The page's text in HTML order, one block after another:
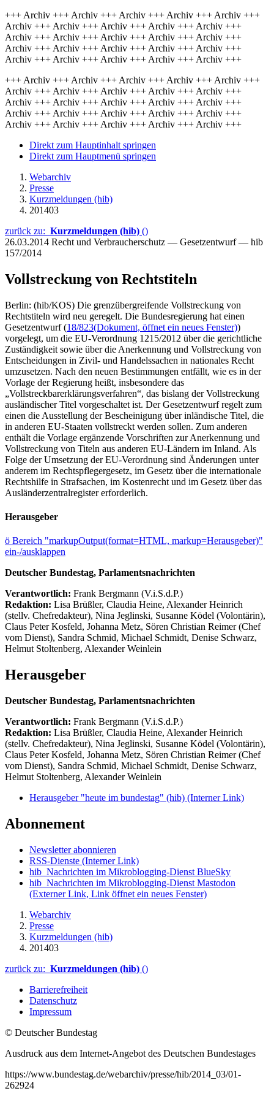
+++ Archiv +++ Archiv +++ Archiv +++ Archiv +++ Archiv +++
Archiv +++ Archiv +++ Archiv +++ Archiv +++ Archiv +++
Archiv +++ Archiv +++ Archiv +++ Archiv +++ Archiv +++
Archiv +++ Archiv +++ Archiv +++ Archiv +++ Archiv +++
Archiv +++ Archiv +++ Archiv +++ Archiv +++ Archiv +++
+++ Archiv +++ Archiv +++ Archiv +++ Archiv +++ Archiv +++
Archiv +++ Archiv +++ Archiv +++ Archiv +++ Archiv +++
Archiv +++ Archiv +++ Archiv +++ Archiv +++ Archiv +++
Archiv +++ Archiv +++ Archiv +++ Archiv +++ Archiv +++
Archiv +++ Archiv +++ Archiv +++ Archiv +++ Archiv +++
Direkt zum Hauptinhalt springen
Direkt zum Hauptmenü springen
Webarchiv
Presse
Kurzmeldungen (hib)
201403
zurück zu: Kurzmeldungen (hib) ()
26.03.2014 Recht und Verbraucherschutz — Gesetzentwurf — hib
157/2014
Vollstreckung von Rechtstiteln
Berlin: (hib/KOS) Die grenzübergreifende Vollstreckung von
Rechtstiteln wird neu geregelt. Die Bundesregierung hat einen
Gesetzentwurf (18/823(Dokument, öffnet ein neues Fenster))
vorgelegt, um die EU-Verordnung 1215/2012 über die gerichtliche
Zuständigkeit sowie über die Anerkennung und Vollstreckung von
Entscheidungen in Zivil- und Handelssachen in nationales Recht
umzusetzen. Nach den neuen Bestimmungen entfällt, wie es in der
Vorlage der Regierung heißt, insbesondere das
„Vollstreckbarerklärungsverfahren“, das bislang der Vollstreckung
ausländischer Titel vorgeschaltet ist. Der Gesetzentwurf regelt zum
einen die Ausstellung der Bescheinigung über inländische Titel, die
in anderen EU-Staaten vollstreckt werden sollen. Zum anderen
enthält die Vorlage ergänzende Vorschriften zur Anerkennung und
Vollstreckung von Titeln aus anderen EU-Ländern im Inland. Als
Folge der Umsetzung der EU-Verordnung sind Änderungen unter
anderem im Rechtspflegergesetz, im Gesetz über die internationale
Rechtshilfe in Strafsachen, im Kostenrecht und im Gesetz über das
Ausländerzentralregister erforderlich.
Herausgeber
ö Bereich "markupOutput(format=HTML, markup=Herausgeber)"
ein-/ausklappen
Deutscher Bundestag, Parlamentsnachrichten
Verantwortlich: Frank Bergmann (V.i.S.d.P.)
Redaktion: Lisa Brüßler, Claudia Heine, Alexander Heinrich
(stellv. Chefredakteur), Nina Jeglinski, Susanne Ködel (Volontärin),
Claus Peter Kosfeld, Johanna Metz, Sören Christian Reimer (Chef
vom Dienst), Sandra Schmid, Michael Schmidt, Denise Schwarz,
Helmut Stoltenberg, Alexander Weinlein
Herausgeber
Deutscher Bundestag, Parlamentsnachrichten
Verantwortlich: Frank Bergmann (V.i.S.d.P.)
Redaktion: Lisa Brüßler, Claudia Heine, Alexander Heinrich
(stellv. Chefredakteur), Nina Jeglinski, Susanne Ködel (Volontärin),
Claus Peter Kosfeld, Johanna Metz, Sören Christian Reimer (Chef
vom Dienst), Sandra Schmid, Michael Schmidt, Denise Schwarz,
Helmut Stoltenberg, Alexander Weinlein
Herausgeber "heute im bundestag" (hib) (Interner Link)
Abonnement
Newsletter abonnieren
RSS-Dienste (Interner Link)
hib_Nachrichten im Mikroblogging-Dienst BlueSky
hib_Nachrichten im Mikroblogging-Dienst Mastodon
(Externer Link, Link öffnet ein neues Fenster)
Webarchiv
Presse
Kurzmeldungen (hib)
201403
zurück zu: Kurzmeldungen (hib) ()
Barrierefreiheit
Datenschutz
Impressum
© Deutscher Bundestag
Ausdruck aus dem Internet-Angebot des Deutschen Bundestages
https://www.bundestag.de/webarchiv/presse/hib/2014_03/01-
262924